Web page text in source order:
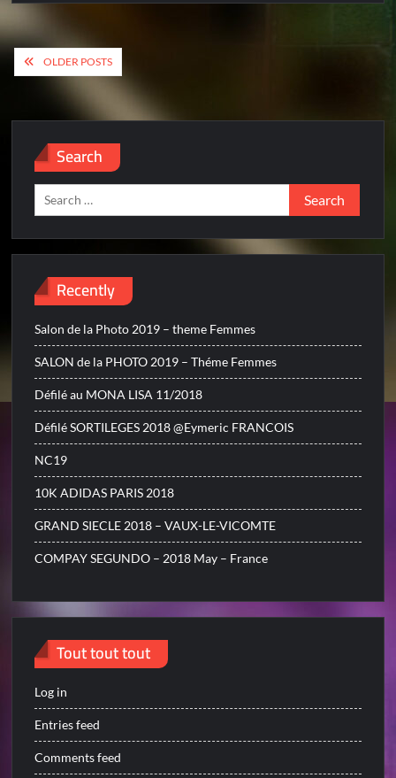
Posts
navigation
OLDER POSTS
Search
Search
for:
Recently
Salon de la Photo 2019 – theme Femmes
SALON de la PHOTO 2019 – Théme Femmes
Défilé au MONA LISA 11/2018
Défilé SORTILEGES 2018 @Eymeric FRANCOIS
NC19
10K ADIDAS PARIS 2018
GRAND SIECLE 2018 – VAUX-LE-VICOMTE
COMPAY SEGUNDO – 2018 May – France
Tout tout tout
Log in
Entries feed
Comments feed